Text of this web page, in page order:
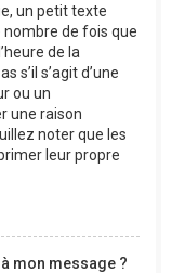
un petit texte
de fois que
de la
s’il s’agit d’une
ou un
une raison
noter que les
leur propre
mon message ?